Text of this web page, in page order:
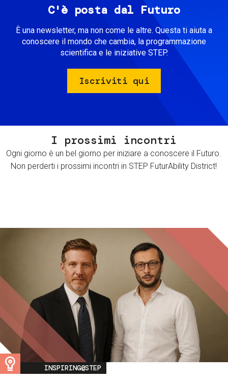
C'è posta dal Futuro
È una newsletter, ma non come le altre. Questa ti aiuta a
conoscere il mondo che cambia, la programmazione
scientifica e le iniziative STEP.
Iscriviti qui
I prossimi incontri
Ogni giorno è un bel giorno per iniziare a conoscere il Futuro.
Non perderti i prossimi incontri in STEP FuturAbility District!
Image
INSPIRING@STEP